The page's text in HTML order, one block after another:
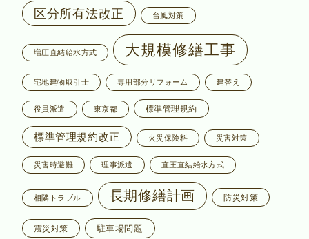
区分所有法改正 台風対策
増圧直結給水方式 大規模修繕工事
宅地建物取引士 専用部分リフォーム 建替え
役員派遣 東京都 標準管理規約
標準管理規約改正 火災保険料 災害対策
災害時避難 理事派遣 直圧直結給水方式
相隣トラブル 長期修繕計画 防災対策
震災対策 駐車場問題